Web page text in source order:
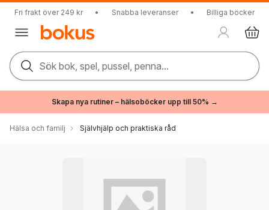
Fri frakt över 249 kr • Snabba leveranser • Billiga böcker
Sök bok, spel, pussel, penna...
Skapa nya rutiner – hälsoböcker upp till 50% →
Hälsa och familj Självhjälp och praktiska råd